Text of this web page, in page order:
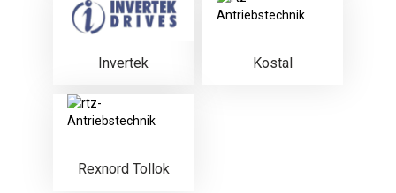
Invertek Kostal
Rexnord Tollok